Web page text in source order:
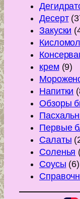
Десерт
Закуски
крем(9)
Напитки
Обзоры
Первые
Салаты
Соленья
Соусы (6)